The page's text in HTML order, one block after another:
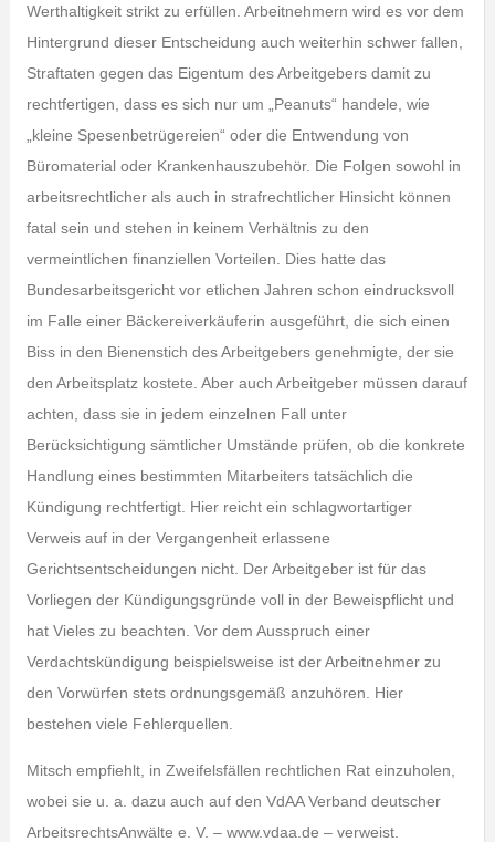
Werthaltigkeit strikt zu erfüllen. Arbeitnehmern wird es vor dem
Hintergrund dieser Entscheidung auch weiterhin schwer fallen,
Straftaten gegen das Eigentum des Arbeitgebers damit zu
rechtfertigen, dass es sich nur um „Peanuts“ handele, wie
„kleine Spesenbetrügereien“ oder die Entwendung von
Büromaterial oder Krankenhauszubehör. Die Folgen sowohl in
arbeitsrechtlicher als auch in strafrechtlicher Hinsicht können
fatal sein und stehen in keinem Verhältnis zu den
vermeintlichen finanziellen Vorteilen. Dies hatte das
Bundesarbeitsgericht vor etlichen Jahren schon eindrucksvoll
im Falle einer Bäckereiverkäuferin ausgeführt, die sich einen
Biss in den Bienenstich des Arbeitgebers genehmigte, der sie
den Arbeitsplatz kostete. Aber auch Arbeitgeber müssen darauf
achten, dass sie in jedem einzelnen Fall unter
Berücksichtigung sämtlicher Umstände prüfen, ob die konkrete
Handlung eines bestimmten Mitarbeiters tatsächlich die
Kündigung rechtfertigt. Hier reicht ein schlagwortartiger
Verweis auf in der Vergangenheit erlassene
Gerichtsentscheidungen nicht. Der Arbeitgeber ist für das
Vorliegen der Kündigungsgründe voll in der Beweispflicht und
hat Vieles zu beachten. Vor dem Ausspruch einer
Verdachtskündigung beispielsweise ist der Arbeitnehmer zu
den Vorwürfen stets ordnungsgemäß anzuhören. Hier
bestehen viele Fehlerquellen.
Mitsch empfiehlt, in Zweifelsfällen rechtlichen Rat einzuholen,
wobei sie u. a. dazu auch auf den VdAA Verband deutscher
ArbeitsrechtsAnwälte e. V. – www.vdaa.de – verweist.